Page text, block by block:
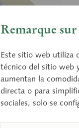
Remarque
Este sitio web utiliza
técnico del sitio web
aumentan la
directa o para
sociales, solo se